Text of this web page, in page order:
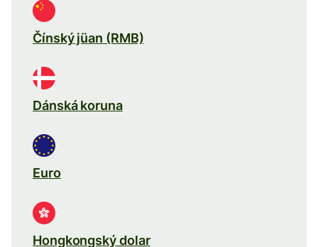
Čínský jüan (RMB)
Dánská koruna
Euro
Hongkongský dolar